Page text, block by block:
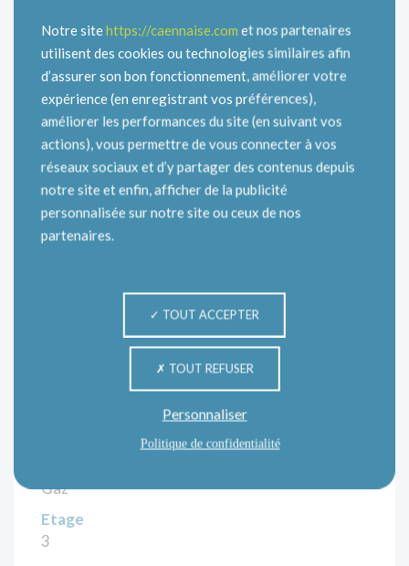
Adresse
6 Allée des Cadets 14000 CAEN
Type de logement
T4
Catégorie
Appartement
Gaz
Etage
3
Notre sitehttps://caennaise.com et nos partenaires
utilisent des cookies ou technologies similaires afin
d’assurer son bon fonctionnement, améliorer votre
expérience (en enregistrant vos préférences),
améliorer les performances du site (en suivant vos
actions), vous permettre de vous connecter à vos
réseaux sociaux et d’y partager des contenus depuis
notre site et enfin, afficher de la publicité
personnalisée sur notre site ou ceux de nos
partenaires.
TOUT ACCEPTER
TOUT REFUSER
Personnaliser
Politique de confidentialité